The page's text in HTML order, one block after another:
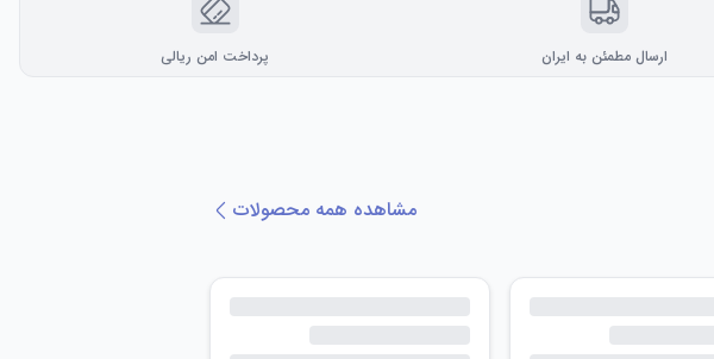
ارسال مطمئن به ایران پرداخت امن ریالی
مشاهده همه محصولات